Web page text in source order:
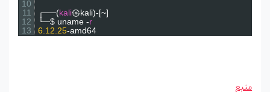
11
12
13
┌──(kali㉿kali
└─$ uname
6.12.25-amd64